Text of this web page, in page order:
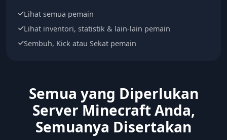
Lihat semua pemain
Lihat inventori, statistik & lain-lain pemain
Sembuh, Kick atau Sekat pemain
Semua yang Diperlukan
Server Minecraft Anda,
Semuanya Disertakan